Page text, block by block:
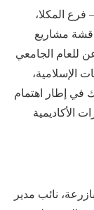
فرع المكلا،
فعاليات مناقشة مشاريع
للعام الجامعي
الإسلامية،
في إطار اهتمام
الأكاديمية
نائب مدير